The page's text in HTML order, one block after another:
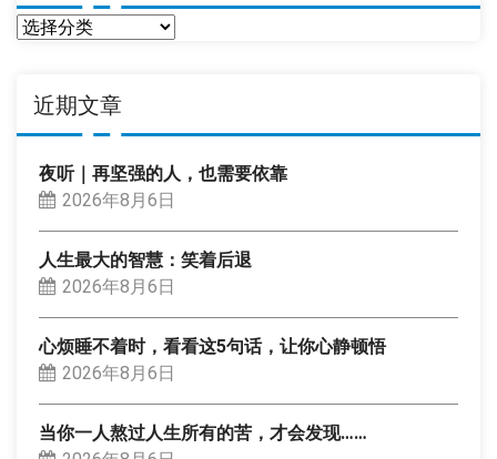
分
近期文章
夜听｜再坚强的人，也需要依靠
2026年8月6日
人生最大的智慧：笑着后退
2026年8月6日
心烦睡不着时，看看这5句话，让你心静顿悟
2026年8月6日
当你一人熬过人生所有的苦，才会发现……